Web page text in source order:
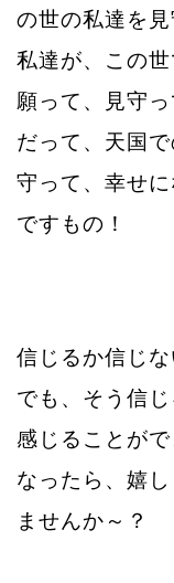
の世の私達を見
私達が、この
願って、見守っ
だって、天国
守って、幸せ
ですもの！
信じるか信じな
でも、そう信
感じることが
なったら、嬉
ませんか～？